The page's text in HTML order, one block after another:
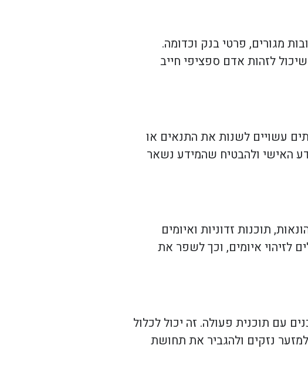
מגורים, פרטי בנק וכדומה.
לזהות אדם ספציפי חייב
עשויים לשנות את התנאים או
האישי ולהבטיח שהמידע נשאר
תוכנות זדוניות ואיומים
לזיהוי איומים, וכך לשפר את
עם תוכנית פעולה. זה יכול לכלול
נזקים ולהגביר את תחושת